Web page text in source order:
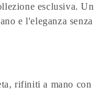
esclusiva. Un
e l'eleganza senza
rifiniti a mano con